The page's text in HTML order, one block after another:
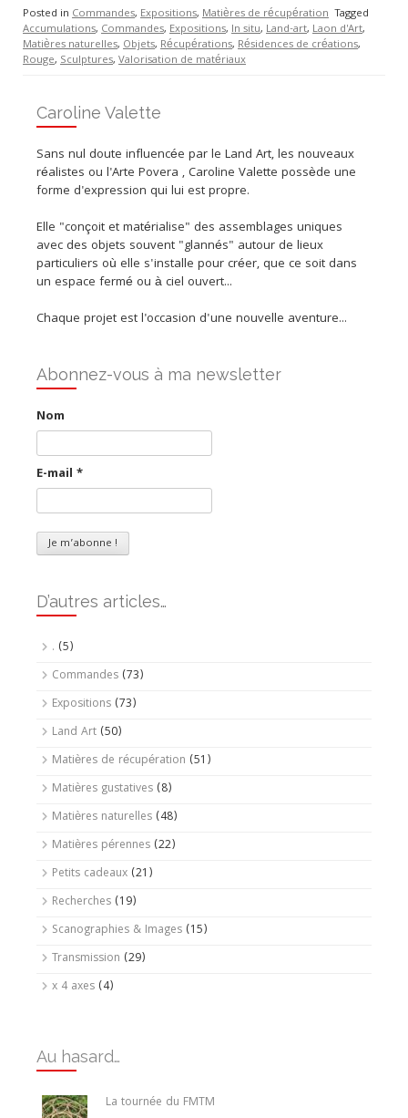
Posted in Commandes, Expositions, Matières de récupération Tagged
Accumulations, Commandes, Expositions, In situ, Land-art, Laon d'Art,
Matières naturelles, Objets, Récupérations, Résidences de créations,
Rouge, Sculptures, Valorisation de matériaux
Caroline Valette
Sans nul doute influencée par le Land Art, les nouveaux
réalistes ou l'Arte Povera , Caroline Valette possède une
forme d'expression qui lui est propre.
Elle "conçoit et matérialise" des assemblages uniques
avec des objets souvent "glannés" autour de lieux
particuliers où elle s'installe pour créer, que ce soit dans
un espace fermé ou à ciel ouvert...
Chaque projet est l'occasion d'une nouvelle aventure...
Abonnez-vous à ma newsletter
Nom
E-mail *
D’autres articles…
. (5)
Commandes (73)
Expositions (73)
Land Art (50)
Matières de récupération (51)
Matières gustatives (8)
Matières naturelles (48)
Matières pérennes (22)
Petits cadeaux (21)
Recherches (19)
Scanographies & Images (15)
Transmission (29)
x 4 axes (4)
Au hasard…
La tournée du FMTM